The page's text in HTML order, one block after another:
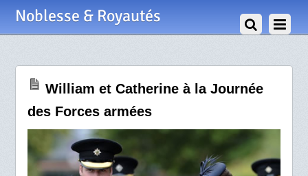
Noblesse & Royautés
William et Catherine à la Journée
des Forces armées